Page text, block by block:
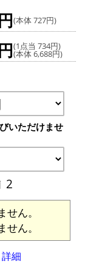
(本体 727円)
(1点当 734円)
(本体 6,688円)
いただけませ
2
ん。
ん。
詳細